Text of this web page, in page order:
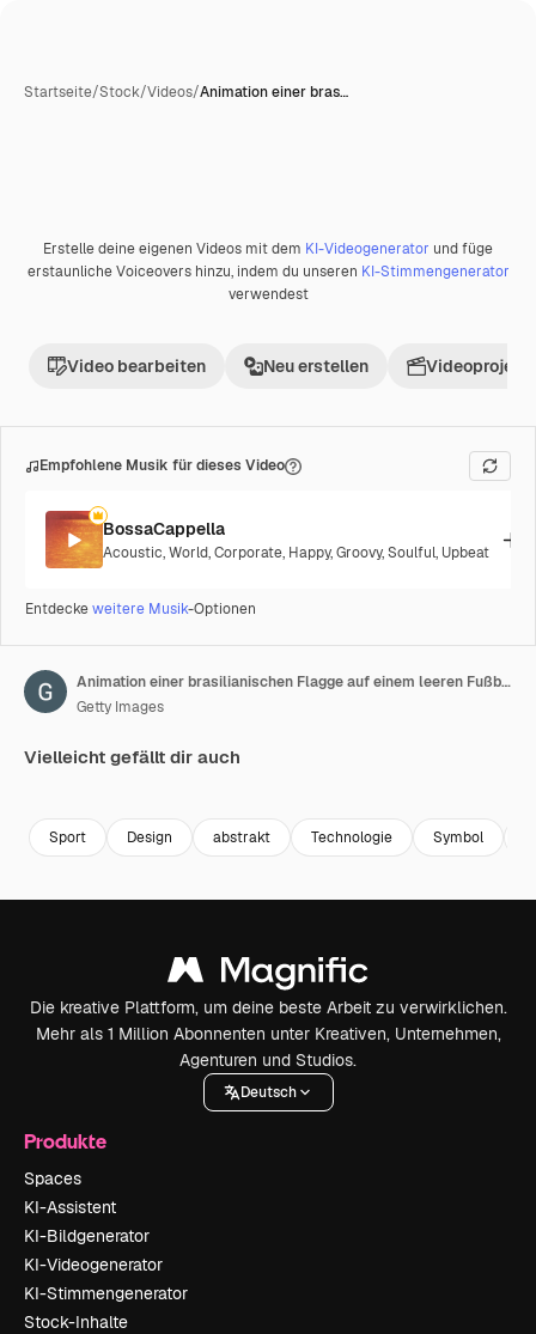
Startseite/Stock/Videos/Animation einer bras…
Premium
Erstelle deine eigenen Videos mit dem KI-Videogenerator und füge
erstaunliche Voiceovers hinzu, indem du unseren KI-Stimmengenerator
verwendest
Video bearbeiten Neu erstellen Videoprojekt
Empfohlene Musik für dieses Video
BossaCappella
Acoustic,World,Corporate, Happy,Groovy,Soulful, Upbeat
Entdeckeweitere Musik-Optionen
Animation einer brasilianischen Flagge auf einem leeren Fußballplatz in einem Sportstadion.
Getty Images
Vielleicht gefällt dir auch
Sport Design abstrakt Technologie Symbol
Die kreative Plattform, um deine beste Arbeit zu verwirklichen.
Mehr als 1 Million Abonnenten unter Kreativen, Unternehmen,
Agenturen und Studios.
Deutsch
Produkte
Spaces
KI-Assistent
KI-Bildgenerator
KI-Videogenerator
KI-Stimmengenerator
Stock-Inhalte